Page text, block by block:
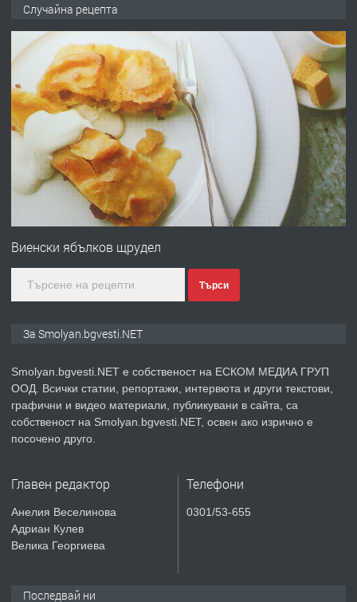
преди 2 години
ПРЕДЛАГА
УДЪЛЖАВАНЕ НА ЧОВЕШКИЯТ
ЖИВОТ И ПОДОБРЯВАНЕ НА
НЕГОВОТО КАЧЕСТВО
преди 2 години
Имот в Северна Гърция, до Кавала
преди 2 години
ПРЕДЛАГА КЪЩА В МАРОНЯ
ТЪРСИ
Случайна рецепта
Виенски ябълков щрудел
Търси
За Smolyan.bgvesti.NET
Smolyan.bgvesti.NET е собственост на ЕСКОМ МЕДИА ГРУП
ООД. Всички статии, репортажи, интервюта и други текстови,
графични и видео материали, публикувани в сайта, са
собственост на Smolyan.bgvesti.NET, освен ако изрично е
посочено друго.
Главен редактор
Анелия Веселинова
Адриан Кулев
Велика Георгиева
Телефони
0301/53-655
Последвай ни